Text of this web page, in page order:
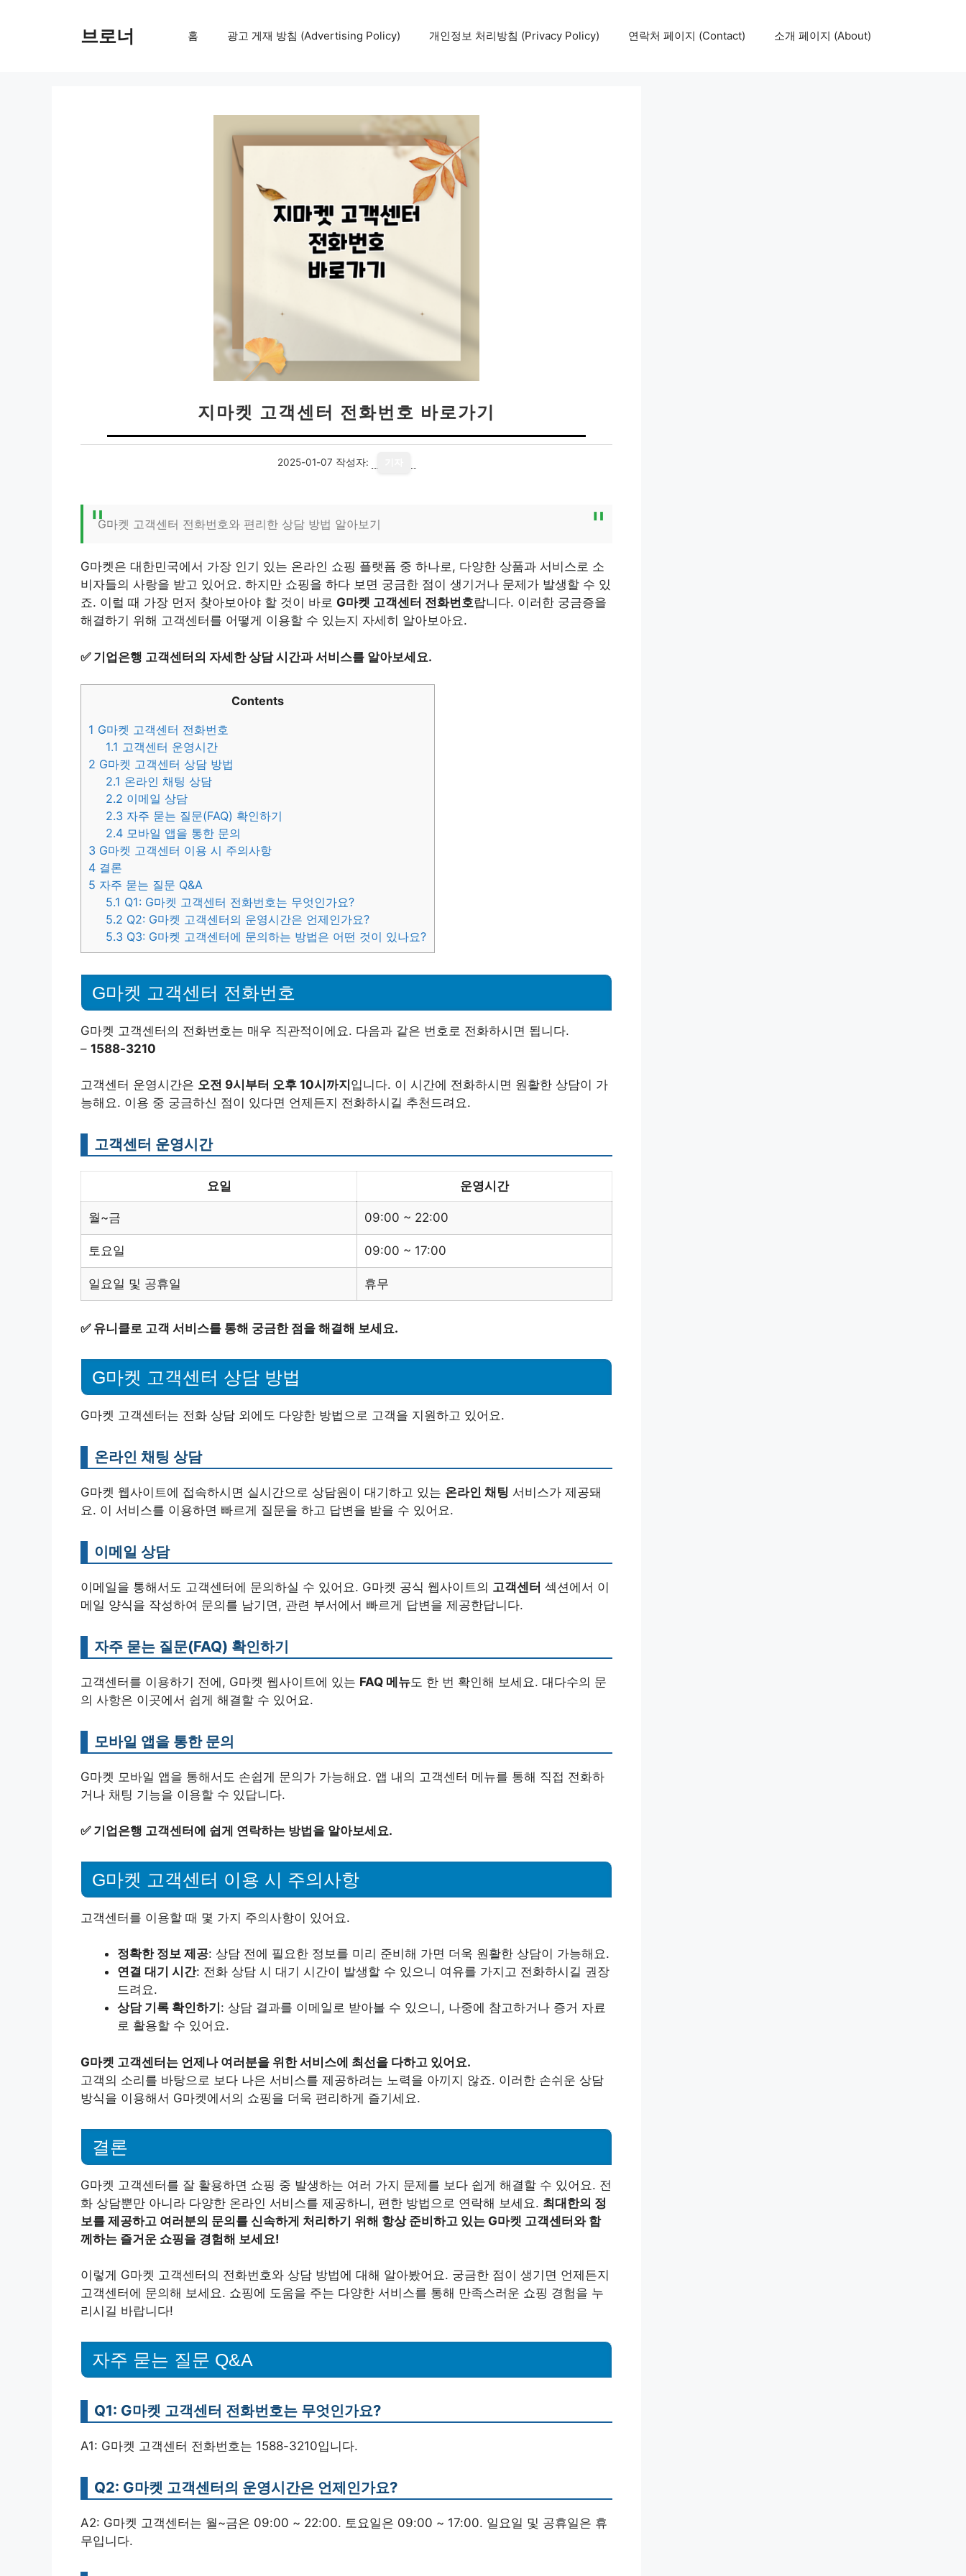
브로너 홈 광고 게재 방침 (Advertising Policy) 개인정보 처리방침 (Privacy Policy) 연락처 페이지 (Contact) 소개 페이지 (About)
지마켓 고객센터 전화번호 바로가기
2025-01-07 작성자:
G마켓 고객센터 전화번호와 편리한 상담 방법 알아보기
G마켓은 대한민국에서 가장 인기 있는 온라인 쇼핑 플랫폼 중 하나로, 다양한 상품과 서비스로 소
비자들의 사랑을 받고 있어요. 하지만 쇼핑을 하다 보면 궁금한 점이 생기거나 문제가 발생할 수 있
죠. 이럴 때 가장 먼저 찾아보아야 할 것이 바로 G마켓 고객센터 전화번호랍니다. 이러한 궁금증을
해결하기 위해 고객센터를 어떻게 이용할 수 있는지 자세히 알아보아요.
✅ 기업은행 고객센터의 자세한 상담 시간과 서비스를 알아보세요.
Contents
1 G마켓 고객센터 전화번호
1.1 고객센터 운영시간
2 G마켓 고객센터 상담 방법
2.1 온라인 채팅 상담
2.2 이메일 상담
2.3 자주 묻는 질문(FAQ) 확인하기
2.4 모바일 앱을 통한 문의
3 G마켓 고객센터 이용 시 주의사항
4 결론
5 자주 묻는 질문 Q&A
5.1 Q1: G마켓 고객센터 전화번호는 무엇인가요?
5.2 Q2: G마켓 고객센터의 운영시간은 언제인가요?
5.3 Q3: G마켓 고객센터에 문의하는 방법은 어떤 것이 있나요?
G마켓 고객센터 전화번호
G마켓 고객센터의 전화번호는 매우 직관적이에요. 다음과 같은 번호로 전화하시면 됩니다.
– 1588-3210
고객센터 운영시간은 오전 9시부터 오후 10시까지 입니다. 이 시간에 전화하시면 원활한 상담이 가
능해요. 이용 중 궁금하신 점이 있다면 언제든지 전화하시길 추천드려요.
고객센터 운영시간
요일 운영시간
월~금 09:00 ~ 22:00
토요일 09:00 ~ 17:00
일요일 및 공휴일 휴무
✅ 유니클로 고객 서비스를 통해 궁금한 점을 해결해 보세요.
G마켓 고객센터 상담 방법
G마켓 고객센터는 전화 상담 외에도 다양한 방법으로 고객을 지원하고 있어요.
온라인 채팅 상담
G마켓 웹사이트에 접속하시면 실시간으로 상담원이 대기하고 있는 온라인 채팅 서비스가 제공돼
요. 이 서비스를 이용하면 빠르게 질문을 하고 답변을 받을 수 있어요.
이메일 상담
이메일을 통해서도 고객센터에 문의하실 수 있어요. G마켓 공식 웹사이트의 고객센터 섹션에서 이
메일 양식을 작성하여 문의를 남기면, 관련 부서에서 빠르게 답변을 제공한답니다.
자주 묻는 질문(FAQ) 확인하기
고객센터를 이용하기 전에, G마켓 웹사이트에 있는 FAQ 메뉴도 한 번 확인해 보세요. 대다수의 문
의 사항은 이곳에서 쉽게 해결할 수 있어요.
모바일 앱을 통한 문의
G마켓 모바일 앱을 통해서도 손쉽게 문의가 가능해요. 앱 내의 고객센터 메뉴를 통해 직접 전화하
거나 채팅 기능을 이용할 수 있답니다.
✅ 기업은행 고객센터에 쉽게 연락하는 방법을 알아보세요.
G마켓 고객센터 이용 시 주의사항
고객센터를 이용할 때 몇 가지 주의사항이 있어요.
정확한 정보 제공: 상담 전에 필요한 정보를 미리 준비해 가면 더욱 원활한 상담이 가능해요.
연결 대기 시간: 전화 상담 시 대기 시간이 발생할 수 있으니 여유를 가지고 전화하시길 권장
드려요.
상담 기록 확인하기 : 상담 결과를 이메일로 받아볼 수 있으니, 나중에 참고하거나 증거 자료
로 활용할 수 있어요.
G마켓 고객센터는 언제나 여러분을 위한 서비스에 최선을 다하고 있어요.
고객의 소리를 바탕으로 보다 나은 서비스를 제공하려는 노력을 아끼지 않죠. 이러한 손쉬운 상담
방식을 이용해서 G마켓에서의 쇼핑을 더욱 편리하게 즐기세요.
결론
G마켓 고객센터를 잘 활용하면 쇼핑 중 발생하는 여러 가지 문제를 보다 쉽게 해결할 수 있어요. 전
화 상담뿐만 아니라 다양한 온라인 서비스를 제공하니, 편한 방법으로 연락해 보세요. 최대한의 정
보를 제공하고 여러분의 문의를 신속하게 처리하기 위해 항상 준비하고 있는 G마켓 고객센터와 함
께하는 즐거운 쇼핑을 경험해 보세요!
이렇게 G마켓 고객센터의 전화번호와 상담 방법에 대해 알아봤어요. 궁금한 점이 생기면 언제든지
고객센터에 문의해 보세요. 쇼핑에 도움을 주는 다양한 서비스를 통해 만족스러운 쇼핑 경험을 누
리시길 바랍니다!
자주 묻는 질문 Q&A
Q1: G마켓 고객센터 전화번호는 무엇인가요?
A1: G마켓 고객센터 전화번호는 1588-3210입니다.
Q2: G마켓 고객센터의 운영시간은 언제인가요?
A2: G마켓 고객센터는 월~금은 09:00 ~ 22:00. 토요일은 09:00 ~ 17:00. 일요일 및 공휴일은 휴
무입니다.